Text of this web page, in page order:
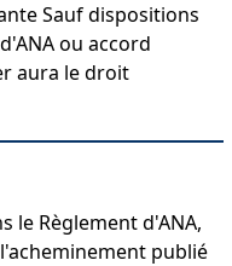
Sauf dispositions
ou accord
aura le droit
le Règlement d'ANA,
publié